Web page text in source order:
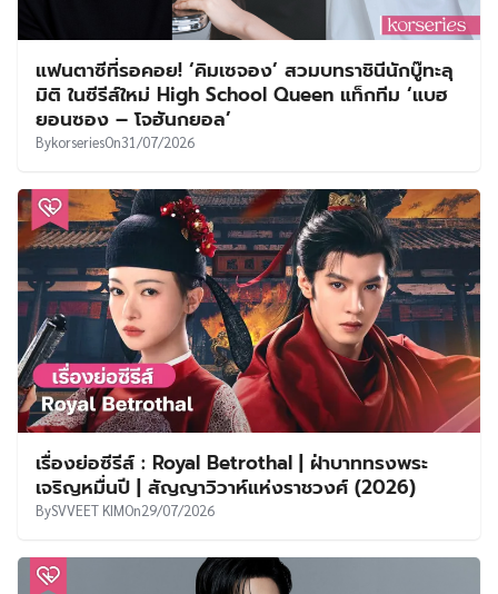
แฟนตาซีที่รอคอย! ‘คิมเซจอง’ สวมบทราชินีนักบู๊ทะลุ
มิติ ในซีรีส์ใหม่ High School Queen แท็กทีม ‘แบฮ
ยอนซอง – โจฮันกยอล’
BykorseriesOn31/07/2026
เรื่องย่อซีรีส์ : Royal Betrothal | ฝ่าบาททรงพระ
เจริญหมื่นปี | สัญญาวิวาห์แห่งราชวงศ์ (2026)
BySVVEET KIMOn29/07/2026